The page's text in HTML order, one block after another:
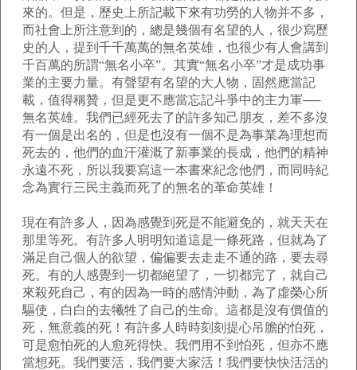
來的。但是，歷史上所記載下來有功勞的人物并不多，
而社會上所注意到的，總是幾個有名望的人，很少寫歷
史的人，提到千千萬萬的無名英雄，也很少有人會講到
千百萬的所謂“無名小卒”。其實“無名小卒”才是成功事
業的主要力量。有聲望有名望的大人物，固然應當記
載，值得稱贊，但是更不應當忘記斗爭中的主力軍──
無名英雄。我們已經死去了的許多知己朋友，差不多沒
有一個是出名的，但是也沒有一個不是為事業為理想而
死去的，他們的血汗灌溉了新事業的長成，他們的精神
永遠不死，所以我要寫這一本書來紀念他們，而同時紀
念為實行三民主義而死了的無名的革命英雄！
現在有許多人，因為感覺到死是不能避免的，就天天在
那里等死。有許多人明明知道這是一條死路，但就為了
滿足自己個人的欲望，偏偏要去走走不通的路，要去尋
死。有的人感覺到一切都絕望了，一切都完了，就自己
來殺死自己，有的因為一時的感情沖動，為了虛榮心所
驅使，白白的去犧牲了自己的生命。這都是沒有價值的
死，無意義的死！有許多人時時刻刻提心吊膽的怕死，
可是愈怕死的人愈死得快。我們用不到怕死，但亦不應
當想死。我們要活，我們要大家活！我們要快快活活的